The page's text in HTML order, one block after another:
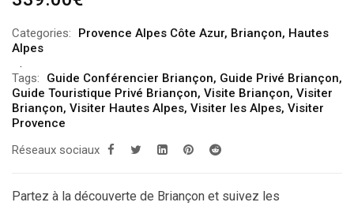
Categories: Provence Alpes Côte Azur, Briançon, Hautes
Alpes
Tags: Guide Conférencier Briançon, Guide Privé Briançon,
Guide Touristique Privé Briançon, Visite Briançon, Visiter
Briançon, Visiter Hautes Alpes, Visiter les Alpes, Visiter
Provence
Réseaux sociaux
Partez à la découverte de Briançon et suivez les